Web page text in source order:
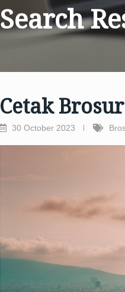
Search
Cetak
30 October 2023